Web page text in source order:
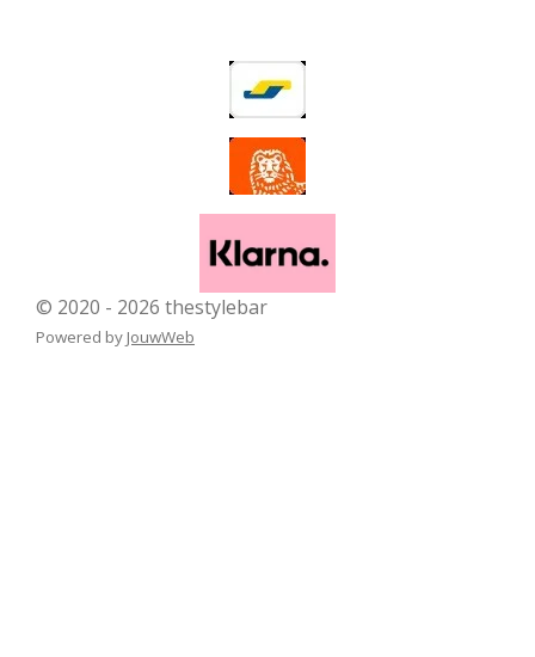
© 2020 - 2026 thestylebar
Powered by JouwWeb